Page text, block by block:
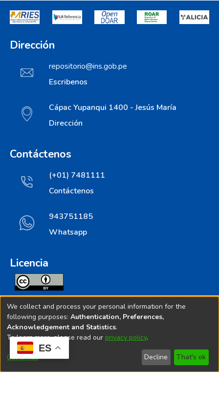
ES
Dirección
repositorio@ins.gob.pe
Escribenos
Cápac Yupanqui 1400 - Jesús María
Dirección
Contáctenos
(+01) 7481111
Contáctenos
943751185
Whatsapp
Licencia
Todos los contenidos de repositorio.ins.gob.pe estan
licenciados bajo
Creative Commoms License
© 2025. Instituto Nacional de Salud - Implementado por
We collect and process your personal information for the
following purposes: Authentication, Preferences,
Acknowledgement and Statistics.
To learn more, please read our privacy policy.
Customize Decline That's ok